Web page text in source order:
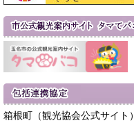
箱根町（観光協会公式サイト）